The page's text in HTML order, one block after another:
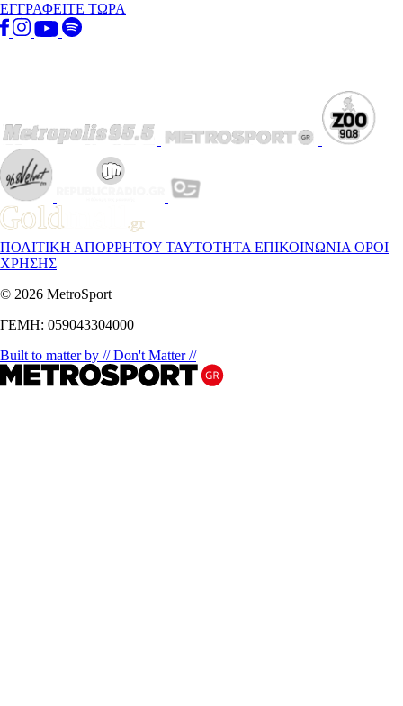
ΕΓΓΡΑΦΕΙΤΕ ΤΩΡΑ
ΠΟΛΙΤΙΚΗ ΑΠΟΡΡΗΤΟΥ ΤΑΥΤΟΤΗΤΑ ΕΠΙΚΟΙΝΩΝΙΑ ΟΡΟΙ
ΧΡΗΣΗΣ
© 2026 MetroSport
ΓΕΜΗ: 059043304000
Built to matter by // Don't Matter //